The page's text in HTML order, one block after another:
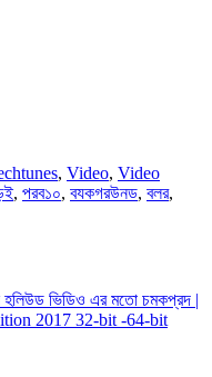
, Video, Video
, পরব১০, বযকগরউনড, বলর,
হলিউড ভিডিও এর মতো চমকপ্রদ |
2017 32-bit -64-bit